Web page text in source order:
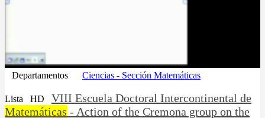
Departamentos Ciencias - Sección Matemáticas
Lista HD
VIII Escuela Doctoral Intercontinental de
Matemáticas - Action of the Cremona group on the